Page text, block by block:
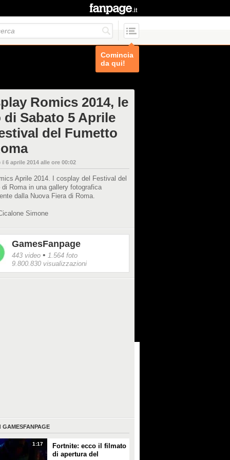
Comincia
da qui!
Romics 2014, le
Sabato 5 Aprile
del Fumetto
il 6 aprile 2014 alle ore 00:02
Aprile 2014. I cosplay del Festival del
di Roma in una gallery fotografica
dalla Nuova Fiera di Roma.
Simone
GamesFanpage
443 video • 1.564 foto
9.800.830 visualizzazioni
GAMESFANPAGE
1:17
Fortnite: ecco il filmato
di apertura del